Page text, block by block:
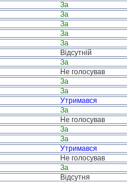
За
За
За
За
За
Відсутній
За
Не голосував
За
За
Утримався
За
Не голосував
За
За
Утримався
Не голосував
За
Відсутня